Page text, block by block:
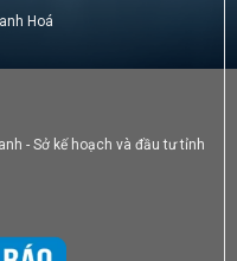
Hoá
- Sở kế hoạch và đầu tư tỉnh